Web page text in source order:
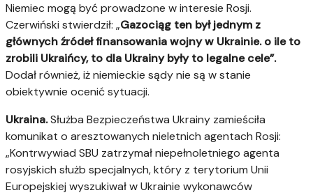
Niemiec mogą być prowadzone w interesie Rosji.
Czerwiński stwierdził: „Gazociąg ten był jednym z
głównych źródeł finansowania wojny w Ukrainie. o ile to
zrobili Ukraińcy, to dla Ukrainy były to legalne cele”.
Dodał również, iż niemieckie sądy nie są w stanie
obiektywnie ocenić sytuacji.
Ukraina.Służba Bezpieczeństwa Ukrainy zamieściła
komunikat o aresztowanych nieletnich agentach Rosji:
„Kontrwywiad SBU zatrzymał niepełnoletniego agenta
rosyjskich służb specjalnych, który z terytorium Unii
Europejskiej wyszukiwał w Ukrainie wykonawców